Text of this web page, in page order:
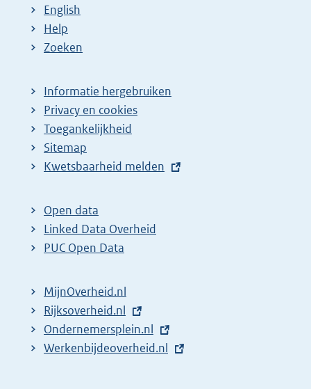
English
Help
Zoeken
Informatie hergebruiken
Privacy en cookies
Toegankelijkheid
Sitemap
E
t
e
r
l
i
n
k
Kwetsbaarheid melden
Open data
Linked Data Overheid
PUC Open Data
MijnOverheid.nl
E
x
t
Rijksoverheid.nl
E
x
Ondernemersplein.nl
E
Werkenbijdeoverheid.nl